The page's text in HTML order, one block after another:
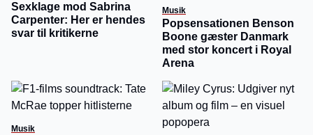
Sexklage mod Sabrina
Carpenter: Her er hendes
svar til kritikerne
Musik
Popsensationen Benson
Boone gæster Danmark
med stor koncert i Royal
Arena
Musik